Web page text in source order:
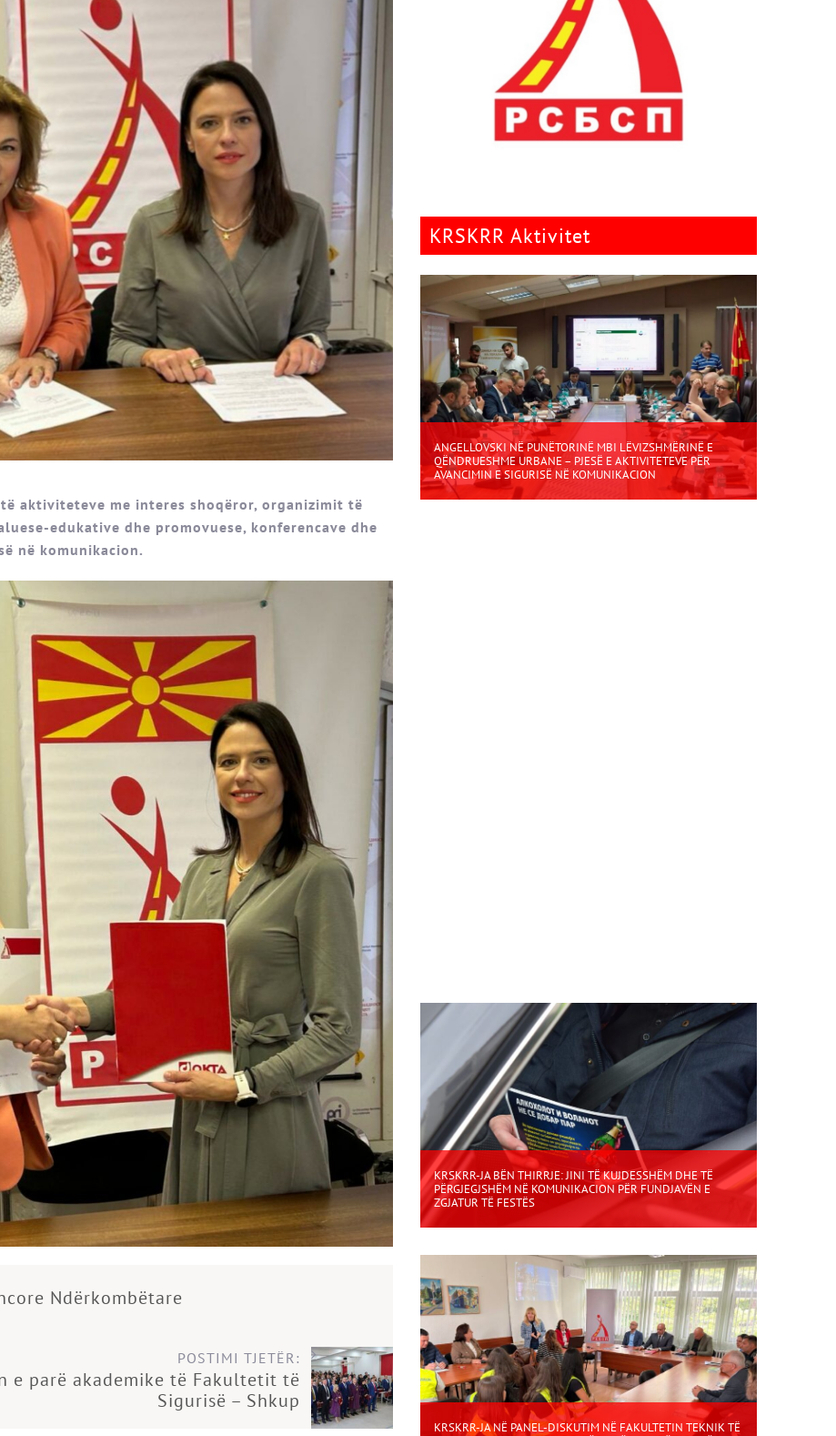
aktiviteteve me interes shoqëror, organizimit të
edukative dhe promovuese, konferencave dhe
në komunikacion.
Ndërkombëtare
POSTIMI TJETËR:
e parë akademike të Fakultetit të
Sigurisë – Shkup
KRSKRR Aktivitet
ANGELLOVSKI NË PUNËTORINË MBI LËVIZSHMËRINË E
QËNDRUESHME URBANE – PJESË E AKTIVITETEVE PËR
AVANCIMIN E SIGURISË NË KOMUNIKACION
KRSKRR-JA BËN THIRRJE: JINI TË KUJDESSHËM DHE TË
PËRGJEGJSHËM NË KOMUNIKACION PËR FUNDJAVËN E
ZGJATUR TË FESTËS
KRSKRR-JA NË PANEL-DISKUTIM NË FAKULTETIN TEKNIK TË